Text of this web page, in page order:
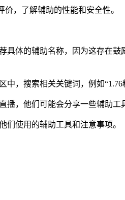
，了解辅助的性能和安全性。
具体的辅助名称，因为这存在
，搜索相关关键词，例如
播，他们可能会分享一些辅助工
们使用的辅助工具和注意事项。